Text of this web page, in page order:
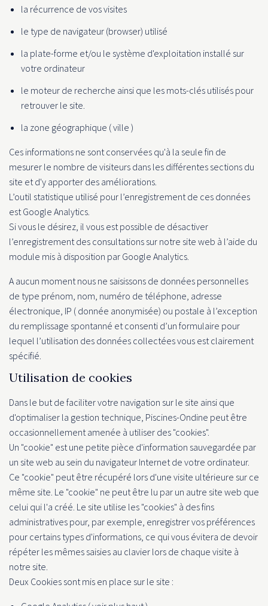
la récurrence de vos visites
le type de navigateur (browser) utilisé
la plate-forme et/ou le système d'exploitation installé sur
votre ordinateur
le moteur de recherche ainsi que les mots-clés utilisés pour
retrouver le site.
la zone géographique ( ville )
Ces informations ne sont conservées qu'à la seule fin de
mesurer le nombre de visiteurs dans les différentes sections du
site et d'y apporter des améliorations.
L’outil statistique utilisé pour l’enregistrement de ces données
est Google Analytics.
Si vous le désirez, il vous est possible de désactiver
l’enregistrement des consultations sur notre site web à l’aide du
module mis à disposition par Google Analytics.
A aucun moment nous ne saisissons de données personnelles
de type prénom, nom, numéro de téléphone, adresse
électronique, IP ( donnée anonymisée) ou postale à l’exception
du remplissage spontanné et consenti d’un formulaire pour
lequel l’utilisation des données collectées vous est clairement
spécifié.
Utilisation de cookies
Dans le but de faciliter votre navigation sur le site ainsi que
d'optimaliser la gestion technique, Piscines-Ondine peut être
occasionnellement amenée à utiliser des "cookies".
Un "cookie" est une petite pièce d'information sauvegardée par
un site web au sein du navigateur Internet de votre ordinateur.
Ce "cookie" peut être récupéré lors d'une visite ultérieure sur ce
même site. Le "cookie" ne peut être lu par un autre site web que
celui qui l'a créé. Le site utilise les "cookies" à des fins
administratives pour, par exemple, enregistrer vos préférences
pour certains types d'informations, ce qui vous évitera de devoir
répéter les mêmes saisies au clavier lors de chaque visite à
notre site.
Deux Cookies sont mis en place sur le site :